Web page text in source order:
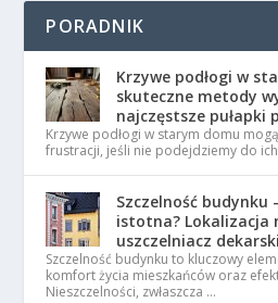
PORADNIK
Krzywe podłogi w
skuteczne metody
najczęstsze pułapki
Krzywe podłogi w starym domu
frustracji, jeśli nie podejdziemy do
Szczelność budynku
istotna? Lokalizacja
uszczelniacz
Szczelność budynku to kluczowy
komfort życia mieszkańców oraz
Nieszczelności, zwłaszcza …